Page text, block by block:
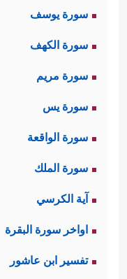
سورة يوسف
سورة الكهف
سورة مريم
سورة يس
سورة الواقعة
سورة الملك
آية الكرسي
اواخر سورة البقرة
تفسير ابن عاشور